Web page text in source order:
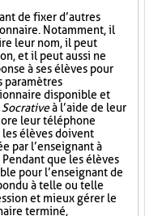
de fixer d’autres
Notamment, il
leur nom, il peut
et il peut aussi ne
à ses élèves pour
paramètres
disponible et
Socrativeà l’aide de leur
leur téléphone
élèves doivent
par l’enseignant à
que les élèves
pour l’enseignant de
à telle ou telle
et mieux gérer le
terminé,